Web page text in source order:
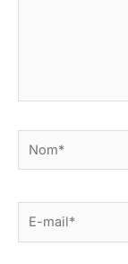
mail*